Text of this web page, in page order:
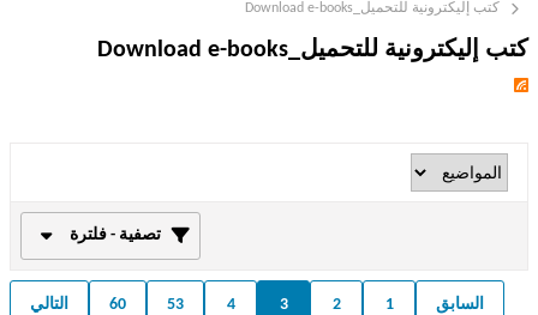
كتب إليكترونية للتحميل_Download e-books
كتب إليكترونية للتحميل_Download e-books
تصفية - فلترة
السابق 1
2
3
4
53
60 التالي